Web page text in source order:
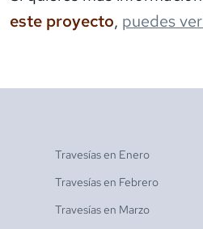
este proyecto, puedes
Travesías en Enero
Travesías en Febrero
Travesías en Marzo